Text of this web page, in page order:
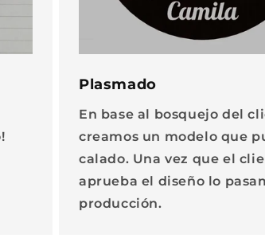
Plasmado
En base al bosquejo del
creamos un modelo que
calado. Una vez que el
aprueba el diseño lo
producción.